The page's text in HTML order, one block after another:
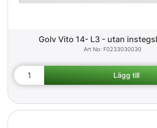
Golv Vito 14- L3 - utan
F0233030030